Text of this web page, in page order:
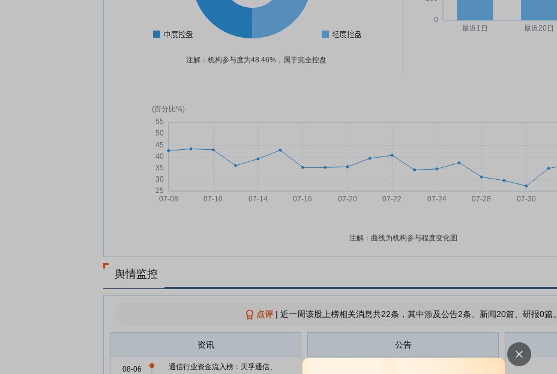
注解：机构参与度为48.46%，属于完全控盘
注解：曲线为机构参与程度变化图
舆情监控
点评| 近一周该股上榜相关消息共22条，其中涉及公告2条、新闻20篇、研报0篇。
资讯
通信行业资金流入榜：天孚通信、
08-06
公告